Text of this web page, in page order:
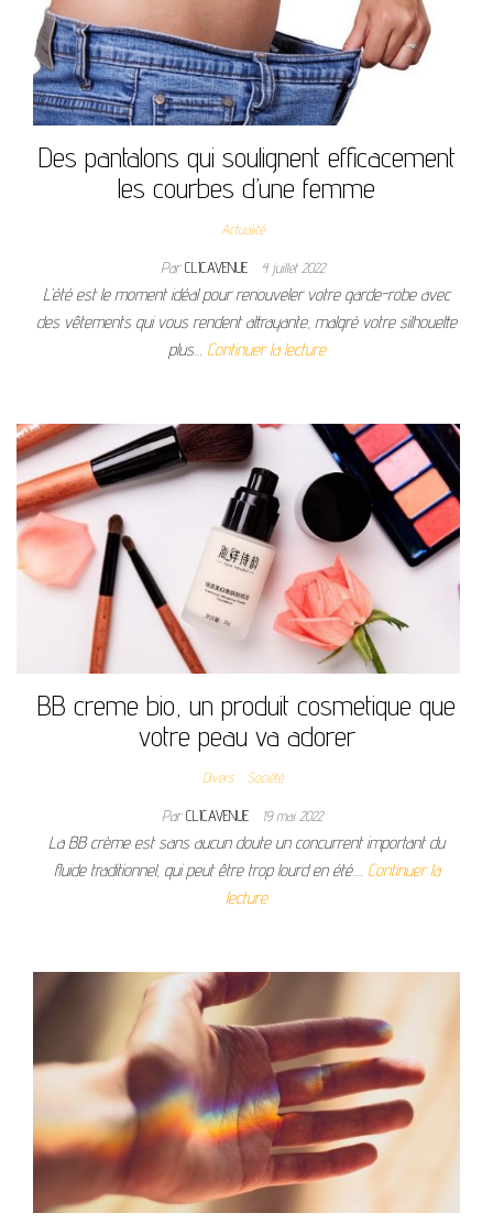
Des pantalons qui soulignent efficacement
les courbes d’une femme
Actualité
ParCLICAVENUE 4 juillet 2022
L’été est le moment idéal pour renouveler votre garde-robe avec
des vêtements qui vous rendent attrayante, malgré votre silhouette
plus… Continuer la lecture
BB creme bio, un produit cosmetique que
votre peau va adorer
Divers Société
ParCLICAVENUE 19 mai 2022
La BB crème est sans aucun doute un concurrent important du
fluide traditionnel, qui peut être trop lourd en été.… Continuer la
lecture